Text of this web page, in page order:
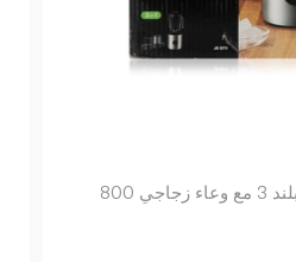
براون خلاّط طعام باور بلند 3 مع وعاء زجاجي 800